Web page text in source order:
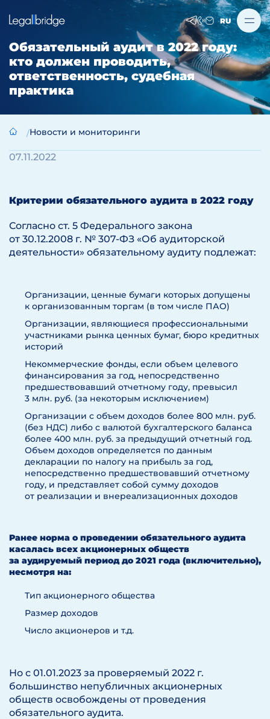
RU
Обязательный аудит в 2022 году:
кто должен проводить,
ответственность, судебная
практика
Новости и мониторинги
07.11.2022
Критерии обязательного аудита в 2022 году
Согласно ст. 5 Федерального закона
от 30.12.2008 г. № 307-ФЗ «Об аудиторской
деятельности» обязательному аудиту подлежат:
Организации, ценные бумаги которых допущены
к организованным торгам (в том числе ПАО)
Организации, являющиеся профессиональными
участниками рынка ценных бумаг, бюро кредитных
историй
Некоммерческие фонды, если объем целевого
финансирования за год, непосредственно
предшествовавший отчетному году, превысил
3 млн. руб. (за некоторым исключением)
Организации с объем доходов более 800 млн. руб.
(без НДС) либо с валютой бухгалтерского баланса
более 400 млн. руб. за предыдущий отчетный год.
Объем доходов определяется по данным
декларации по налогу на прибыль за год,
непосредственно предшествовавший отчетному
году, и представляет собой сумму доходов
от реализации и внереализационных доходов
Ранее норма о проведении обязательного аудита
касалась всех акционерных обществ
за аудируемый период до 2021 года (включительно),
несмотря на:
Тип акционерного общества
Размер доходов
Число акционеров и т.д.
Но с 01.01.2023 за проверяемый 2022 г.
большинство непубличных акционерных
обществ освобождены от проведения
обязательного аудита.